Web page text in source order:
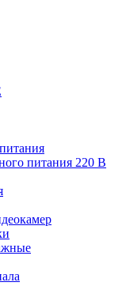
питания 220 В